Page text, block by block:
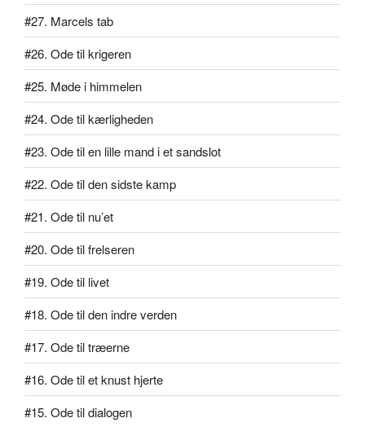
#27. Marcels tab
#26. Ode til krigeren
#25. Møde i himmelen
#24. Ode til kærligheden
#23. Ode til en lille mand i et sandslot
#22. Ode til den sidste kamp
#21. Ode til nu’et
#20. Ode til frelseren
#19. Ode til livet
#18. Ode til den indre verden
#17. Ode til træerne
#16. Ode til et knust hjerte
#15. Ode til dialogen